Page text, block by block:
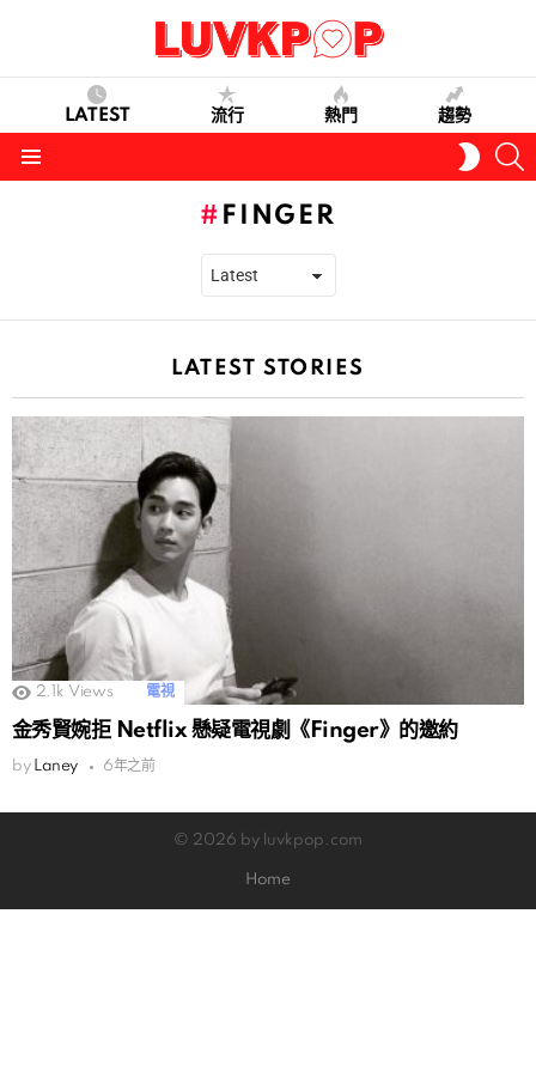
LATEST 流行 熱門 趨勢
SKIN
FINGER
LATEST STORIES
2.1k Views 電視
金秀賢婉拒 Netflix 懸疑電視劇《Finger》的邀約
by Laney 6年之前
© 2026 by luvkpop.com
Home